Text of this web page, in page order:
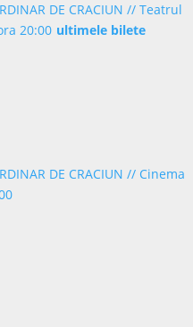
DE CRACIUN // Teatrul
20:00 ultimele bilete
DE CRACIUN // Cinema